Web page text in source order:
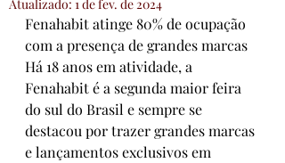
Atualizado: 1 de fev. de 2024
Fenahabit atinge 80% de ocupação
com a presença de grandes marcas
Há 18 anos em atividade, a
Fenahabit é a segunda maior feira
do sul do Brasil e sempre se
destacou por trazer grandes marcas
e lançamentos exclusivos em